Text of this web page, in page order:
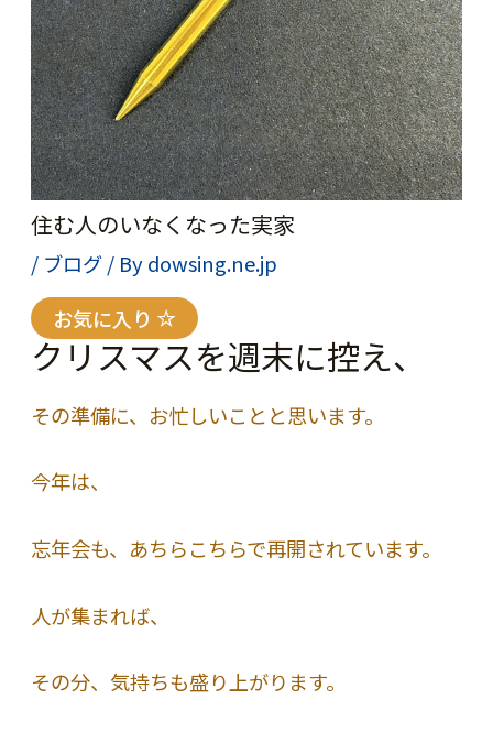
住む人のいなくなった実家
/ ブログ/ Bydowsing.ne.jp
お気に入り
クリスマスを週末に控え、
その準備に、お忙しいことと思います。
今年は、
忘年会も、あちらこちらで再開されています。
人が集まれば、
その分、気持ちも盛り上がります。